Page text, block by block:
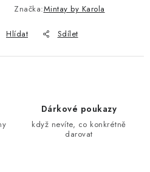
Značka:Mintay by Karola
Hlídat Sdílet
Dárkové poukazy
když nevíte, co konkrétně
darovat